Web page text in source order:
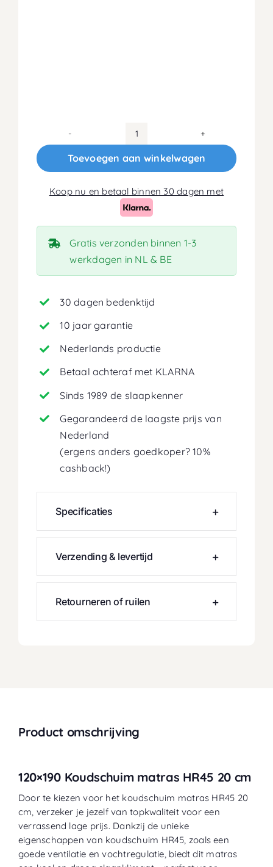
120x190
Koudschuim
20cm
aantal
Toevoegen aan winkelwagen
Koop nu en betaal binnen 30 dagen met
Gratis verzonden binnen 1-3
werkdagen in NL & BE
30 dagen bedenktijd
10 jaar garantie
Nederlands productie
Betaal achteraf met KLARNA
Sinds 1989 de slaapkenner
Gegarandeerd de laagste prijs van
Nederland
(ergens anders goedkoper? 10%
cashback!)
Specificaties
Verzending & levertijd
Retourneren of ruilen
Product omschrijving
120×190 Koudschuim matras HR45 20 cm
Door te kiezen voor het koudschuim matras HR45 20
cm, verzeker je jezelf van topkwaliteit voor een
verrassend lage prijs. Dankzij de unieke
eigenschappen van koudschuim HR45, zoals een
goede ventilatie en vochtregulatie, biedt dit matras